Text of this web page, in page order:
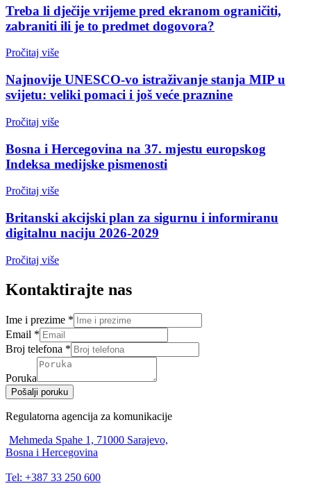
Treba li dječije vrijeme pred ekranom ograničiti,
zabraniti ili je to predmet dogovora?
Pročitaj više
Najnovije UNESCO-vo istraživanje stanja MIP u
svijetu: veliki pomaci i još veće praznine
Pročitaj više
Bosna i Hercegovina na 37. mjestu europskog
Indeksa medijske pismenosti
Pročitaj više
Britanski akcijski plan za sigurnu i informiranu
digitalnu naciju 2026-2029
Pročitaj više
Kontaktirajte nas
Ime i prezime *
Email *
Broj telefona *
Poruka
Pošalji poruku
Regulatorna agencija za komunikacije
Mehmeda Spahe 1, 71000 Sarajevo,
Bosna i Hercegovina
Tel: +387 33 250 600